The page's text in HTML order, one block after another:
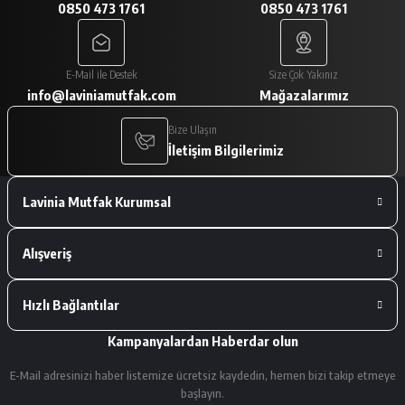
A... V... | 29/01/2026
Paketleme çok iyiydi. Ürünler tam
istediğimiz gibiydi.
A... V... | 29/01/2026
Deneyimini Paylaş
0850 473 1761 0850 473 1761
E-Mail ile Destek
info@laviniamutfak.com
Size Çok Yakınız
Mağazalarımız
Bize Ulaşın
İletişim Bilgilerimiz
Lavinia Mutfak Kurumsal
Alışveriş
Hızlı Bağlantılar
Kampanyalardan Haberdar olun
E-Mail adresinizi haber listemize ücretsiz kaydedin, hemen bizi takip etmeye
başlayın.